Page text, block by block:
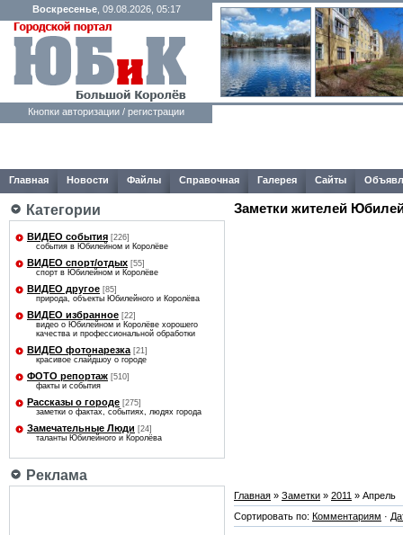
Воскресенье, 09.08.2026, 05:17
Кнопки авторизации / регистрации
Главная Новости Файлы Справочная Галерея Сайты
Категории
ВИДЕО события [226]
события в Юбилейном и Королёве
ВИДЕО спорт/отдых [55]
спорт в Юбилейном и Королёве
ВИДЕО другое [85]
природа, объекты Юбилейного и Королёва
ВИДЕО избранное [22]
видео о Юбилейном и Королёве хорошего
качества и профессиональной обработки
ВИДЕО фотонарезка [21]
красивое слайдшоу о городе
ФОТО репортаж [510]
факты и события
Рассказы о городе [275]
заметки о фактах, событиях, людях города
Замечательные Люди [24]
таланты Юбилейного и Королёва
Реклама
Заметки жителей
Главная » Заметки » 2011 » Апрель
Сортировать по: Комментариям ·